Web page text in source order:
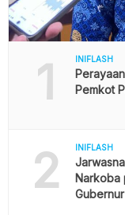
1 INIFLASH
Pemkot
2 INIFLASH
Narkoba